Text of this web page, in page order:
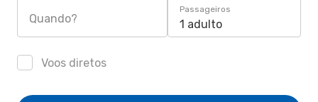
Quando?
Passageiros
1 adulto
Voos diretos